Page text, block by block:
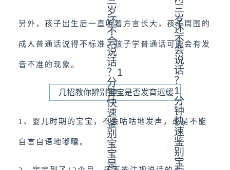
另外，孩子出生后一直听着方言长大，孩子周围的
成人普通话说得不标准，孩子学普通话可能会有发
音不准的现象。
几招教你辨别宝宝是否发育迟缓
1、婴儿时期的宝宝，不会咕咕地发声，或是不能
自言自语地嘟囔。